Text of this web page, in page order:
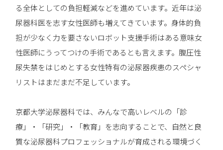
る全体としての負担軽減などを進めています。近年は泌
尿器科医を志す女性医師も増えてきています。身体的負
担が少なく力を要さないロボット支援手術はある意味女
性医師にうってつけの手術であるとも言えます。腹圧性
尿失禁をはじめとする女性特有の泌尿器疾患のスペシャ
リストはまだまだ不足しています。
京都大学泌尿器科では、みんなで高いレベルの「診
療」・「研究」・「教育」を志向することで、自然と良
質な泌尿器科プロフェッショナルが育成される環境づく